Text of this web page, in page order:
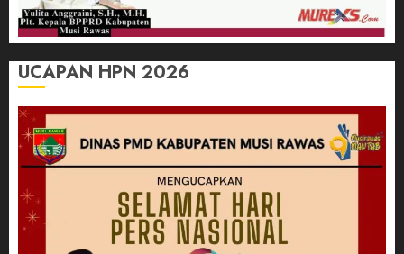
UCAPAN HPN 2026